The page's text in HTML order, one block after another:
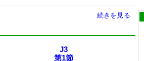
続きを見る
J3
第1節